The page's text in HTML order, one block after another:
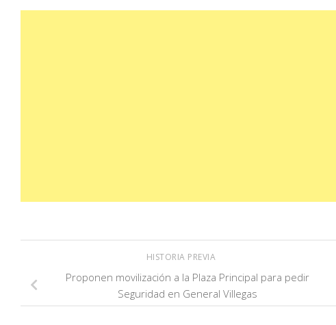
HISTORIA PREVIA
Proponen movilización a la Plaza Principal para pedir
Seguridad en General Villegas